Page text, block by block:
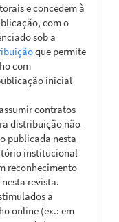
e concedem à
com o
sob a
que permite
com
inicial
contratos
distribuição não-
publicada nesta
institucional
reconhecimento
revista.
a
online (ex.: em